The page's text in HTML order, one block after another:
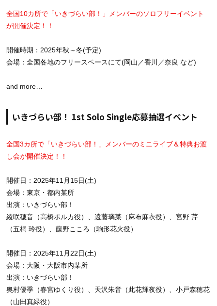
全国10カ所で「いきづらい部！」メンバーのソロフリーイベント
が開催決定！！
開催時期：2025年秋～冬(予定)
会場：全国各地のフリースペースにて(岡山／香川／奈良 など)
and more…
いきづらい部！ 1st Solo Single応募抽選イベント
全国3カ所で「いきづらい部！」メンバーのミニライブ＆特典お渡
し会が開催決定！！
開催日：2025年11月15日(土)
会場：東京・都内某所
出演：いきづらい部！
綾咲穂音（高橋ポルカ役）、遠藤璃菜（麻布麻衣役）、宮野 芹
（五桐 玲役）、藤野こころ（駒形花火役）
開催日：2025年11月22日(土)
会場：大阪・大阪市内某所
出演：いきづらい部！
奥村優季（春宮ゆくり役）、天沢朱音（此花輝夜役）、小戸森穂花
（山田真緑役）